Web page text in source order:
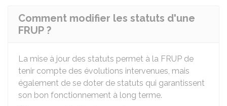
Comment modifier les statuts d'une
FRUP ?
La mise à jour des statuts permet à la FRUP de
tenir compte des évolutions intervenues, mais
également de se doter de statuts qui garantissent
son bon fonctionnement à long terme.